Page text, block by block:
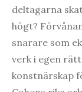
deltagarna
högt?
snarare som
verk i egen
konstnärskap